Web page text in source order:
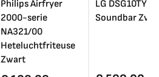
Philips Airfryer
2000-serie
NA321/00
Heteluchtfriteuse
Zwart
LG DSG10TY
Soundbar